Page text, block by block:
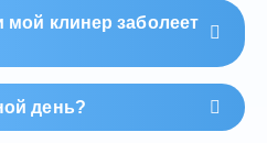
мой клинер заболеет
день?